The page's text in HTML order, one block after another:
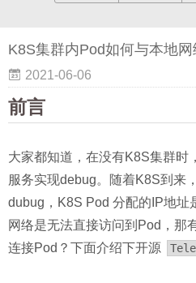
K8S集群内Pod如何与本地
2021-06-06
前言
大家都知道，在没有K8S集群时
服务实现debug。随着K8S到来
dubug，K8S Pod 分配的IP地址
网络是无法直接访问到Pod，那
连接Pod？下面介绍下开源